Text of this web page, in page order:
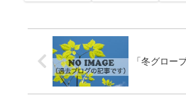
「冬グロー